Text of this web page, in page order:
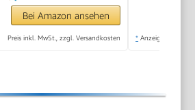
Bei Amazon ansehen
Preis inkl. MwSt., zzgl. Versandkosten * Anzeige